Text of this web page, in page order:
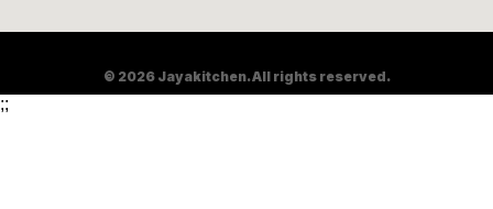
© 2026 Jayakitchen. All rights reserved.
;;